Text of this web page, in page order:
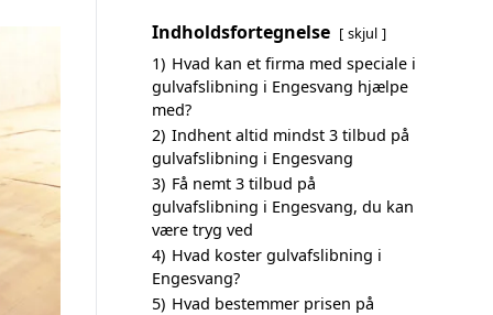
Indholdsfortegnelse skjul
1) Hvad kan et firma med speciale i
gulvafslibning i Engesvang hjælpe
med?
2) Indhent altid mindst 3 tilbud på
gulvafslibning i Engesvang
3) Få nemt 3 tilbud på
gulvafslibning i Engesvang, du kan
være tryg ved
4) Hvad koster gulvafslibning i
Engesvang?
5) Hvad bestemmer prisen på